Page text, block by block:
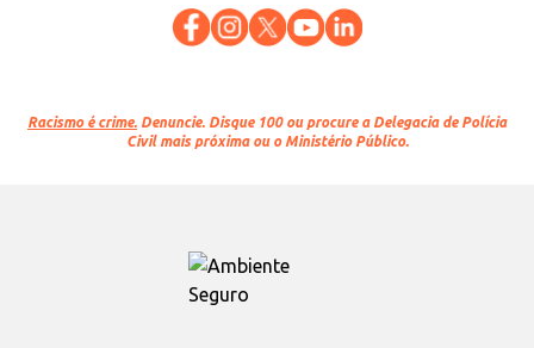
Racismo é crime. Denuncie. Disque 100 ou procure a Delegacia de Polícia
Civil mais próxima ou o Ministério Público.